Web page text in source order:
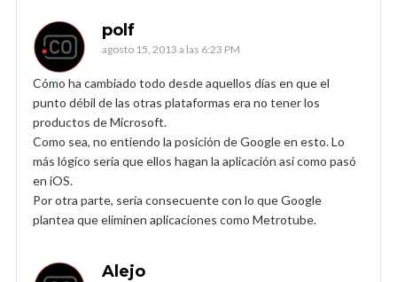
polf
agosto 15, 2013 a las 6:23 PM
Cómo ha cambiado todo desde aquellos días en que el
punto débil de las otras plataformas era no tener los
productos de Microsoft.
Como sea, no entiendo la posición de Google en esto. Lo
más lógico sería que ellos hagan la aplicación así como pasó
en iOS.
Por otra parte, sería consecuente con lo que Google
plantea que eliminen aplicaciones como Metrotube.
Alejo